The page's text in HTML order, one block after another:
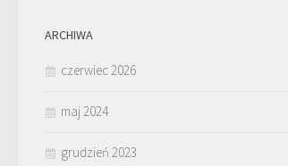
ARCHIWA
czerwiec 2026
maj 2024
grudzień 2023